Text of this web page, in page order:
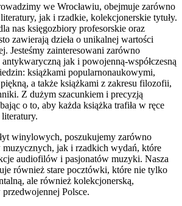
we Wrocławiu, obejmuje zarówno
jak i rzadkie, kolekcjonerskie tytuły.
nas księgozbiory profesorskie oraz
zawierają dzieła o unikalnej wartości
Jesteśmy zainteresowani zarówno
jak i powojenną-współczesną
książkami popularnonaukowymi,
a także książkami z zakresu filozofii,
Z dużym szacunkiem i precyzją
o to, aby każda książka trafiła w ręce
winylowych, poszukujemy zarówno
jak i rzadkich wydań, które
audiofilów i pasjonatów muzyki. Nasza
również stare pocztówki, które nie tylko
ale również kolekcjonerską,
Polsce.